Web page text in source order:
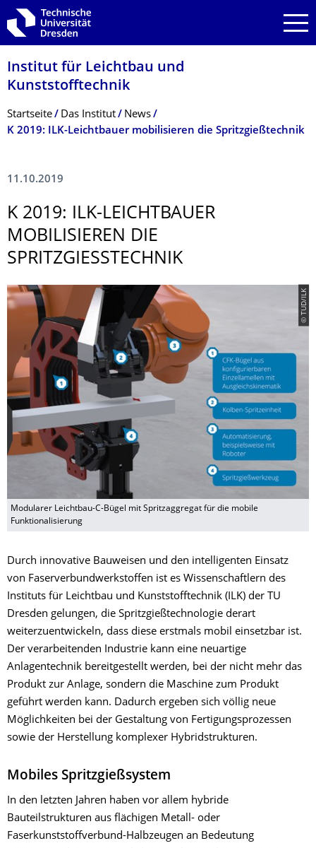
Zur Hauptnavigation springen
Zur Suche springen
Zum Inhalt springen
Institut für Leichtbau und
Kunststofftechnik
Breadcrumb-Menü
Startseite Das Institut
News
K 2019: ILK-Leichtbauer mobilisieren die Spritzgießtechnik
11.10.2019
K 2019: ILK-LEICHTBAUER
MOBILISIEREN DIE
SPRITZGIESSTECH­NIK
© TUD/ILK
Modularer Leichtbau-C-Bügel mit Spritzaggregat für die mobile
Funktionalisierung
Durch innovative Bauweisen und den intelligenten Einsatz
von Faserverbundwerkstoffen ist es Wissenschaftlern des
Instituts für Leichtbau und Kunststofftechnik (ILK) der TU
Dresden gelungen, die Spritzgießtechnologie derart
weiterzuentwickeln, dass diese erstmals mobil einsetzbar ist.
Der verarbeitenden Industrie kann eine neuartige
Anlagentechnik bereitgestellt werden, bei der nicht mehr das
Produkt zur Anlage, sondern die Maschine zum Produkt
geführt werden kann. Dadurch ergeben sich völlig neue
Möglichkeiten bei der Gestaltung von Fertigungsprozessen
sowie der Herstellung komplexer Hybridstrukturen.
Mobiles Spritzgießsystem
In den letzten Jahren haben vor allem hybride
Bauteilstrukturen aus flächigen Metall- oder
Faserkunststoffverbund-Halbzeugen an Bedeutung